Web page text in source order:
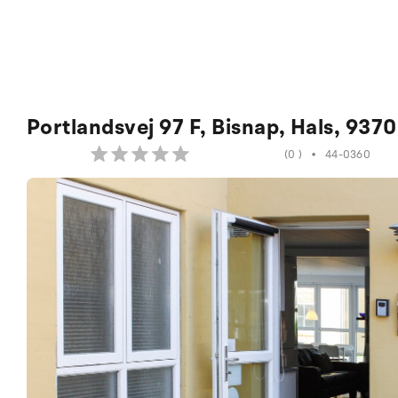
Portlandsvej 97 F, Bisnap, Hals,
(0 ) • 44-0360